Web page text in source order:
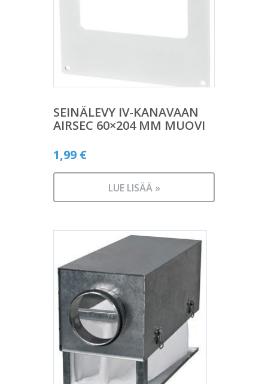
SEINÄLEVY IV-KANAVAAN
AIRSEC 60×204 MM MUOVI
1,99 €
LUE LISÄÄ »